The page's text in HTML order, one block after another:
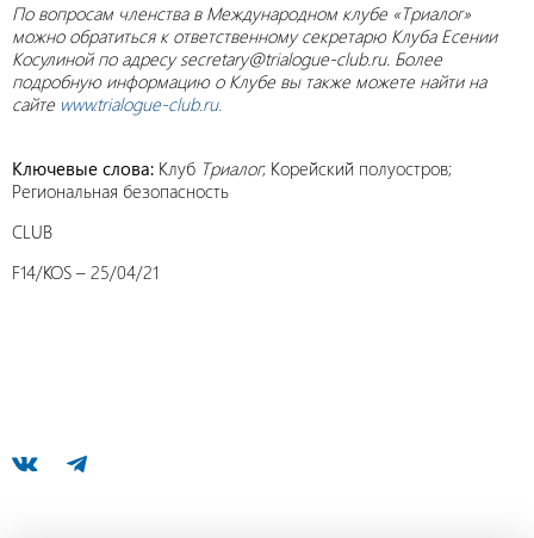
По вопросам членства в Международном клубе «Триалог»
можно обратиться к ответственному секретарю Клуба Есении
Косулиной по адресу secretary@trialogue-club.ru. Более
подробную информацию о Клубе вы также можете найти на
сайте www.trialogue-club.ru.
Ключевые слова: Клуб Триалог; Корейский полуостров;
Региональная безопасность
CLUB
F14/KOS – 25/04/21